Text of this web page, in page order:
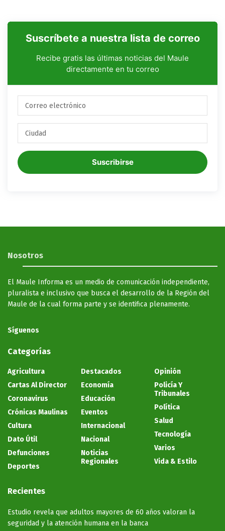
Suscríbete a nuestra lista de correo
Recibe gratis las últimas noticias del Maule
directamente en tu correo
Suscribirse
Nosotros
El Maule Informa es un medio de comunicación independiente,
pluralista e inclusivo que busca el desarrollo de la Región del
Maule de la cual forma parte y se identifica plenamente.
Síguenos
Categorías
Agricultura
Cartas Al Director
Coronavirus
Crónicas Maulinas
Cultura
Dato Útil
Defunciones
Deportes
Destacados
Economía
Educación
Eventos
Internacional
Nacional
Noticias
Regionales
Opinión
Policía Y
Tribunales
Política
Salud
Tecnología
Varios
Vida & Estilo
Recientes
Estudio revela que adultos mayores de 60 años valoran la
seguridad y la atención humana en la banca